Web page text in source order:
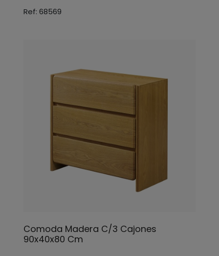
Ref: 68569
Comoda Madera C/3 Cajones
90x40x80 Cm